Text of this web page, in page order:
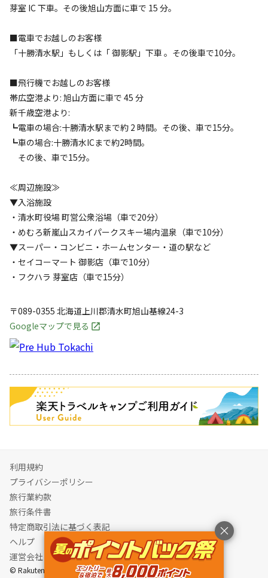
芽室 IC 下車。その後旭山方面に車で 15 分。
■電車でお越しのお客様
「十勝清水駅」もしくは「 御影駅」下車 。その後車で10分。
■飛行機でお越しのお客様
帯広空港より: 旭山方面に車で 45 分
新千歳空港より:
┗電車の場合:十勝清水駅まで約 2 時間。その後、車で15分。
┗車の場合:十勝清水ICまで約2時間。
その後、車で15分。
≪周辺施設≫
▼入浴施設
・清水町役場 町営公衆浴場（車で20分）
・めむろ新嵐山スカイパークスキー場内温泉（車で10分）
▼スーパー・コンビニ・ホームセンター・道の駅など
・セイコーマート 御影店（車で10分）
・フクハラ 芽室店（車で15分）
〒089-0355 北海道上川郡清水町旭山基線24-3
Googleマップで見る
キャンペーン
利用規約
プライバシーポリシー
旅行業約款
旅行条件書
特定商取引法に基づく表記
ヘルプ
運営会社
© Rakuten Group, Inc.